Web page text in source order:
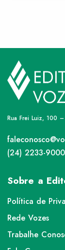
Rua Frei Luiz, 100
(24) 2233-
Sobre a
Política de
Rede Vozes
Trabalhe